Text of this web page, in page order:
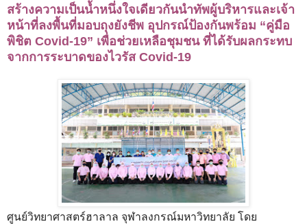
สร้างความเป็นน้ำหนึ่งใจเดียวกันนำทัพผู้บริหารและเจ้า
หน้าที่ลงพื้นที่มอบถุงยังชีพ อุปกรณ์ป้องกันพร้อม “คู่มือ
พิชิต Covid-19” เพื่อช่วยเหลือชุมชน ที่ได้รับผลกระทบ
จากการระบาดของไวรัส Covid-19
ศูนย์วิทยาศาสตร์ฮาลาล จุฬาลงกรณ์มหาวิทยาลัย โดย